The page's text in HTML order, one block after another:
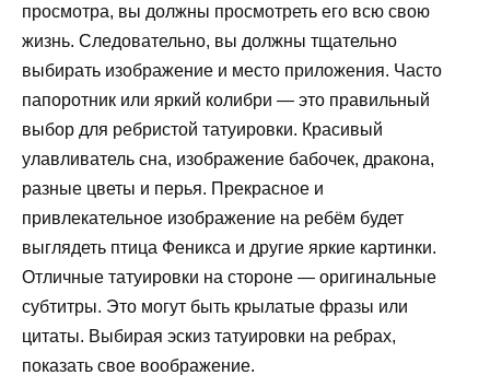
просмотра, вы должны просмотреть его всю свою
жизнь. Следовательно, вы должны тщательно
выбирать изображение и место приложения. Часто
папоротник или яркий колибри — это правильный
выбор для ребристой татуировки. Красивый
улавливатель сна, изображение бабочек, дракона,
разные цветы и перья. Прекрасное и
привлекательное изображение на ребём будет
выглядеть птица Феникса и другие яркие картинки.
Отличные татуировки на стороне — оригинальные
субтитры. Это могут быть крылатые фразы или
цитаты. Выбирая эскиз татуировки на ребрах,
показать свое воображение.